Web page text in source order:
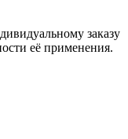
заказу
её применения.